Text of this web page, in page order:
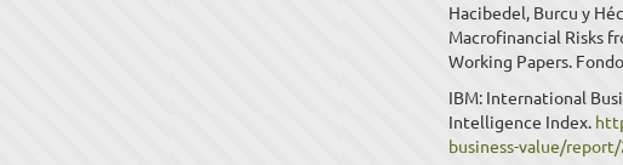
Hacibedel, Burcu y
Macrofinancial Risks
Working Papers.
IBM: International
Intelligence Index.
business-value/